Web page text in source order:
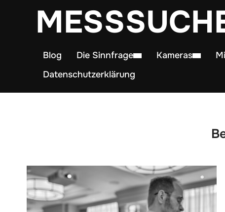
Blog Die Sinnfrage Kameras
Datenschutzerklärung